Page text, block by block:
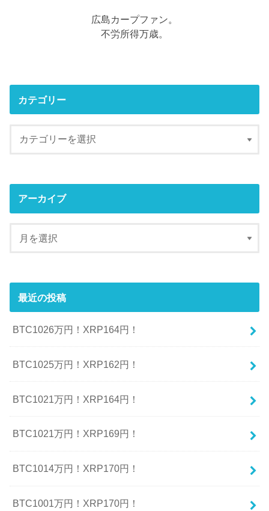
広島カープファン。
不労所得万歳。
カテゴリー
アーカイブ
最近の投稿
BTC1026万円！XRP164円！
BTC1025万円！XRP162円！
BTC1021万円！XRP164円！
BTC1021万円！XRP169円！
BTC1014万円！XRP170円！
BTC1001万円！XRP170円！